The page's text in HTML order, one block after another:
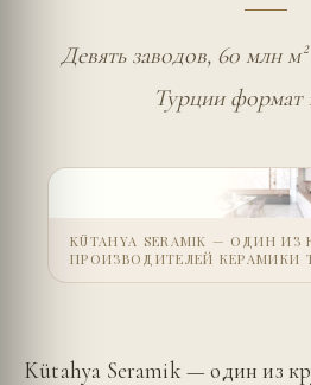
Девять заводов, 60 млн
Турции формат
KÜTAHYA SERAMIK — ОДИН
ПРОИЗВОДИТЕЛЕЙ КЕРАМИКИ
Kütahya Seramik — один из